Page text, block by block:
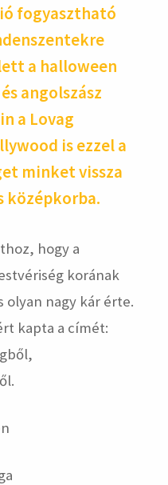
fogyasztható
a halloween
angolszász
a Lovag
is ezzel a
minket vissza
középkorba.
hogy a
korának
olyan nagy kár érte.
kapta a címét: